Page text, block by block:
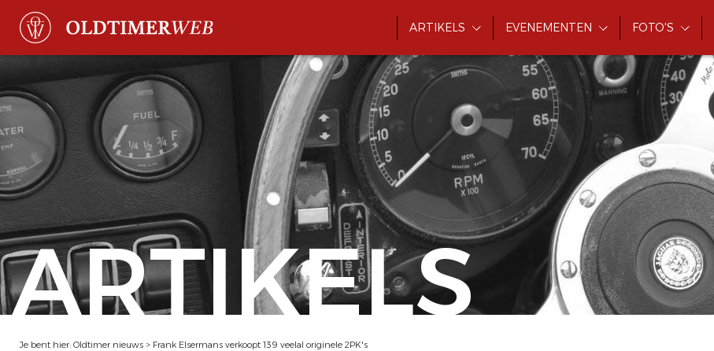
ARTIKELS EVENEMENTEN FOTO'S
ARTIKELS
Je bent hier: Oldtimer nieuws > Frank Elsermans verkoopt 139 veelal originele 2PK's